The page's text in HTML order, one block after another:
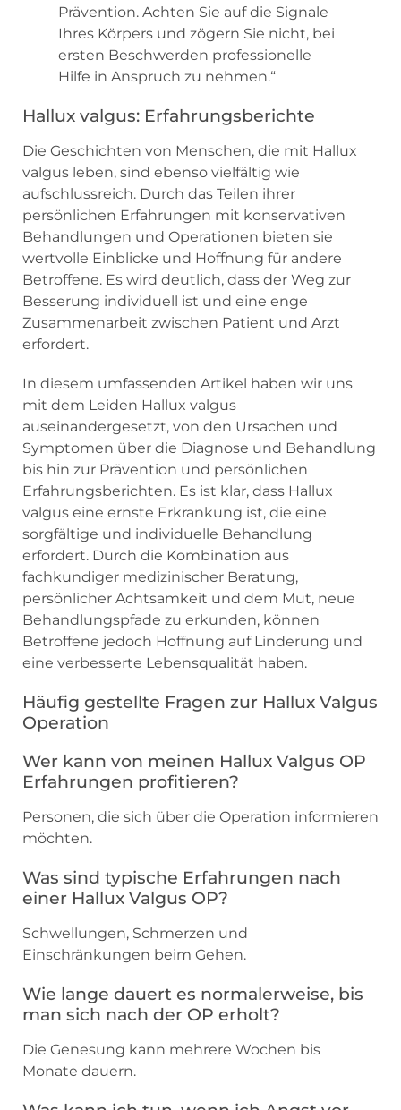
Prävention. Achten Sie auf die Signale
Ihres Körpers und zögern Sie nicht, bei
ersten Beschwerden professionelle
Hilfe in Anspruch zu nehmen.“
Hallux valgus: Erfahrungsberichte
Die Geschichten von Menschen, die mit Hallux
valgus leben, sind ebenso vielfältig wie
aufschlussreich. Durch das Teilen ihrer
persönlichen Erfahrungen mit konservativen
Behandlungen und Operationen bieten sie
wertvolle Einblicke und Hoffnung für andere
Betroffene. Es wird deutlich, dass der Weg zur
Besserung individuell ist und eine enge
Zusammenarbeit zwischen Patient und Arzt
erfordert.
In diesem umfassenden Artikel haben wir uns
mit dem Leiden Hallux valgus
auseinandergesetzt, von den Ursachen und
Symptomen über die Diagnose und Behandlung
bis hin zur Prävention und persönlichen
Erfahrungsberichten. Es ist klar, dass Hallux
valgus eine ernste Erkrankung ist, die eine
sorgfältige und individuelle Behandlung
erfordert. Durch die Kombination aus
fachkundiger medizinischer Beratung,
persönlicher Achtsamkeit und dem Mut, neue
Behandlungspfade zu erkunden, können
Betroffene jedoch Hoffnung auf Linderung und
eine verbesserte Lebensqualität haben.
Häufig gestellte Fragen zur Hallux Valgus
Operation
Wer kann von meinen Hallux Valgus OP
Erfahrungen profitieren?
Personen, die sich über die Operation informieren
möchten.
Was sind typische Erfahrungen nach
einer Hallux Valgus OP?
Schwellungen, Schmerzen und
Einschränkungen beim Gehen.
Wie lange dauert es normalerweise, bis
man sich nach der OP erholt?
Die Genesung kann mehrere Wochen bis
Monate dauern.